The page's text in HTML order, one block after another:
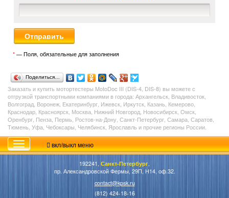
* — Поля, обязательные для заполнения
Поделиться…
Заказать и купить мотортестеры MotoDoc III (DIS-4, DIS-8) вы можете с
отгрузкой транспортными компаниями в города: Архангельск, Владивосток,
Волгоград, Воронеж, Екатеринбург, Ижевск, Иркутск, Казань, Кемерово,
Краснодар, Красноярск, Москва, Нижний Новгород, Новосибирск, Омск,
Оренбург, Пенза, Пермь, Ростов-на-Дону, Санкт-Петербург, Самара, Саратов,
Тюмень, Уфа, Чебоксары, Челябинск, Ярославль и прочие регионы России.
вкл/выкл меню
192241, Санкт-Петербург,
пр. Александровской Фермы, 29П, Н14, оф.32.
contact@kpsk.ru
(812) 424-18-16